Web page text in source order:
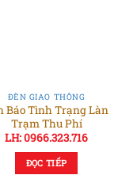
ĐÈN GIAO THÔNG
Báo Tình Trạng Làn
Trạm Thu Phí
LH: 0966.323.716
ĐỌC TIẾP